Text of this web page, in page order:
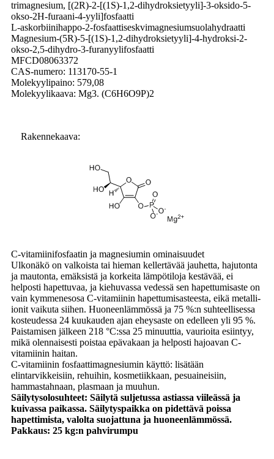
trimagnesium, [(2R)-2-[(1S)-1,2-dihydroksietyyli]-3-oksido-5-
okso-2H-furaani-4-yyli]fosfaatti
L-askorbiinihappo-2-fosfaattiseskvimagnesiumsuolahydraatti
Magnesium-(5R)-5-[(1S)-1,2-dihydroksietyyli]-4-hydroksi-2-
okso-2,5-dihydro-3-furanyylifosfaatti
MFCD08063372
CAS-numero: 113170-55-1
Molekyylipaino: 579,08
Molekyylikaava: Mg3. (C6H6O9P)2
Rakennekaava:
C-vitamiinifosfaatin ja magnesiumin ominaisuudet
Ulkonäkö on valkoista tai hieman kellertävää jauhetta, hajutonta
ja mautonta, emäksistä ja korkeita lämpötiloja kestävää, ei
helposti hapettuvaa, ja kiehuvassa vedessä sen hapettumisaste on
vain kymmenesosa C-vitamiinin hapettumisasteesta, eikä metalli-
ionit vaikuta siihen. Huoneenlämmössä ja 75 %:n suhteellisessa
kosteudessa 24 kuukauden ajan eheysaste on edelleen yli 95 %.
Paistamisen jälkeen 218 °C:ssa 25 minuuttia, vaurioita esiintyy,
mikä olennaisesti poistaa epävakaan ja helposti hajoavan C-
vitamiinin haitan.
C-vitamiinin fosfaattimagnesiumin käyttö: lisätään
elintarvikkeisiin, rehuihin, kosmetiikkaan, pesuaineisiin,
hammastahnaan, plasmaan ja muuhun.
Säilytysolosuhteet: Säilytä suljetussa astiassa viileässä ja
kuivassa paikassa. Säilytyspaikka on pidettävä poissa
hapettimista, valolta suojattuna ja huoneenlämmössä.
Pakkaus: 25 kg:n pahvirumpu